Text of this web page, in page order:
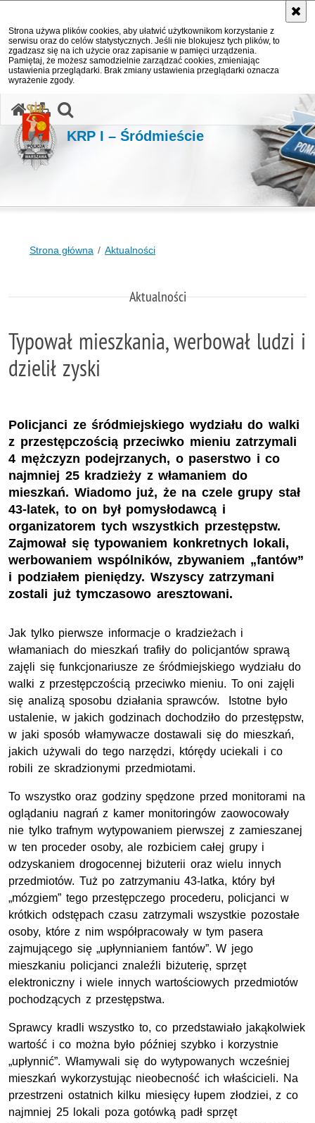
Strona używa plików cookies, aby ułatwić użytkownikom korzystanie z
serwisu oraz do celów statystycznych. Jeśli nie blokujesz tych plików, to
zgadzasz się na ich użycie oraz zapisanie w pamięci urządzenia.
Pamiętaj, że możesz samodzielnie zarządzać cookies, zmieniając
ustawienia przeglądarki. Brak zmiany ustawienia przeglądarki oznacza
wyrażenie zgody.
KRP I – Śródmieście
Strona główna Aktualności
Aktualności
Typował mieszkania, werbował ludzi i
dzielił zyski
Policjanci ze śródmiejskiego wydziału do walki
z przestępczością przeciwko mieniu zatrzymali
4 mężczyzn podejrzanych, o paserstwo i co
najmniej 25 kradzieży z włamaniem do
mieszkań. Wiadomo już, że na czele grupy stał
43-latek, to on był pomysłodawcą i
organizatorem tych wszystkich przestępstw.
Zajmował się typowaniem konkretnych lokali,
werbowaniem wspólników, zbywaniem „fantów”
i podziałem pieniędzy. Wszyscy zatrzymani
zostali już tymczasowo aresztowani.
Jak tylko pierwsze informacje o kradzieżach i
włamaniach do mieszkań trafiły do policjantów sprawą
zajęli się funkcjonariusze ze śródmiejskiego wydziału do
walki z przestępczością przeciwko mieniu. To oni zajęli
się analizą sposobu działania sprawców. Istotne było
ustalenie, w jakich godzinach dochodziło do przestępstw,
w jaki sposób włamywacze dostawali się do mieszkań,
jakich używali do tego narzędzi, którędy uciekali i co
robili ze skradzionymi przedmiotami.
To wszystko oraz godziny spędzone przed monitorami na
oglądaniu nagrań z kamer monitoringów zaowocowały
nie tylko trafnym wytypowaniem pierwszej z zamieszanej
w ten proceder osoby, ale rozbiciem całej grupy i
odzyskaniem drogocennej biżuterii oraz wielu innych
przedmiotów. Tuż po zatrzymaniu 43-latka, który był
„mózgiem” tego przestępczego procederu, policjanci w
krótkich odstępach czasu zatrzymali wszystkie pozostałe
osoby, które z nim współpracowały w tym pasera
zajmującego się „upłynnianiem fantów”. W jego
mieszkaniu policjanci znaleźli biżuterię, sprzęt
elektroniczny i wiele innych wartościowych przedmiotów
pochodzących z przestępstwa.
Sprawcy kradli wszystko to, co przedstawiało jakąkolwiek
wartość i co można było później szybko i korzystnie
„upłynnić”. Włamywali się do wytypowanych wcześniej
mieszkań wykorzystując nieobecność ich właścicieli. Na
przestrzeni ostatnich kilku miesięcy łupem złodziei, z co
najmniej 25 lokali poza gotówką padł sprzęt